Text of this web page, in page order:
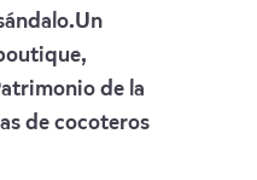
de la
de cocoteros